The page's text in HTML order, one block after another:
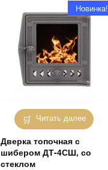
Читать далее
Новинка!
Дверка топочная с
шибером ДТ-4СШ, со
стеклом